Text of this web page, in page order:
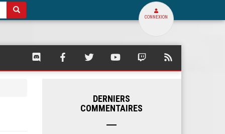
CONNEXION
SQUARE
SQUARE SQUARE SQUARE SQUARE
DERNIERS
COMMENTAIRES